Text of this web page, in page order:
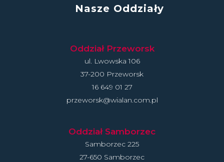
Nasze Oddziały
Oddział Przeworsk
ul. Lwowska 106
37-200 Przeworsk
16 649 01 27
przeworsk@wialan.com.pl
Oddział Samborzec
Samborzec 225
27-650 Samborzec